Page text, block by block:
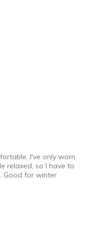
I've only worn
relaxed, so I have to
Good for winter